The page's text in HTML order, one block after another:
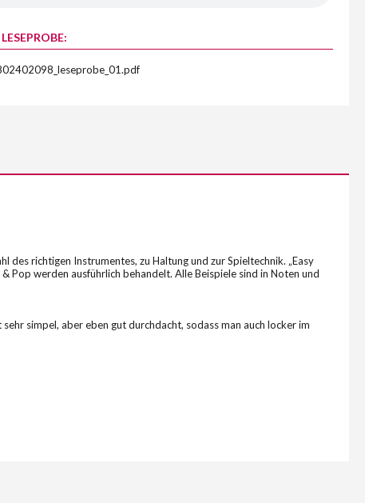
des richtigen Instrumentes, zu Haltung und zur Spieltechnik. „Easy
Pop werden ausführlich behandelt. Alle Beispiele sind in Noten und
simpel, aber eben gut durchdacht, sodass man auch locker im